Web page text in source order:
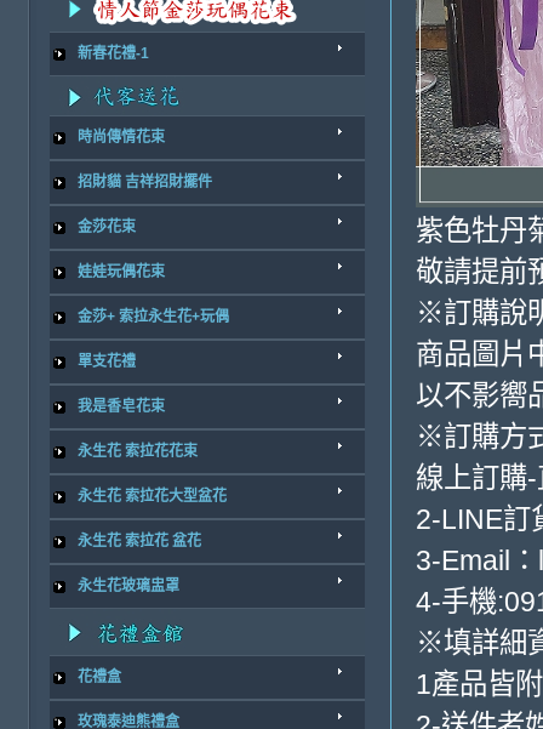
新春花禮-1
時尚傳情花束
招財貓 吉祥招財擺件
金莎花束
娃娃玩偶花束
金莎+ 索拉永生花+玩偶
單支花禮
我是香皂花束
永生花 索拉花花束
永生花 索拉花大型盆花
永生花 索拉花 盆花
永生花玻璃盅罩
花禮盒
玫瑰泰迪熊禮盒
紫色牡丹
敬請提前
※訂購說
商品圖片
以不影嚮
※訂購方
線上訂購
2-LINE訂
3-Email
4-手機
※填詳細
1產品皆